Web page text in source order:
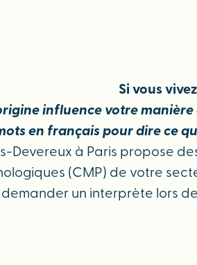
Si vous
influence votre
en français pour dire ce
Devereux à Paris propose
(CMP) de votre
un interprète lors